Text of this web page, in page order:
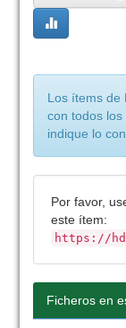
Los ítems de
con todos
indique lo
Por favor,
este ítem:
https://
Ficheros en